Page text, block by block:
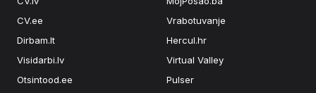
CV.ee
Dirbam.lt
Visidarbi.lv
Otsintood.ee
Vrabotuvanje
Hercul.hr
Virtual Valley
Pulser